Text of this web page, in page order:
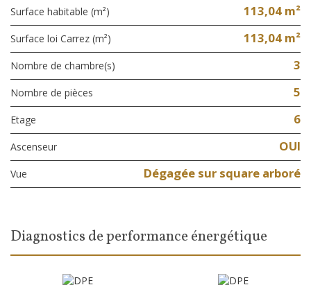
Surface habitable (m²) 113,04 m²
Surface loi Carrez (m²) 113,04 m²
Nombre de chambre(s) 3
Nombre de pièces 5
Etage 6
Ascenseur OUI
Vue Dégagée sur square arboré
diagnostics de performance énergétique